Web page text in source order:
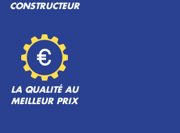
CONSTRUCTEUR
LA QUALITÉ AU
MEILLEUR PRIX